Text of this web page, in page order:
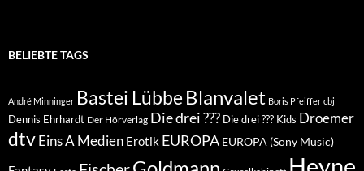
BELIEBTE TAGS
André Minninger Bastei Lübbe Blanvalet Boris Pfeiffer cbj
Dennis Ehrhardt Der Hörverlag Die drei ??? Die drei ??? Kids Droemer
dtvEins A Medien Erotik EUROPA EUROPA (Sony Music)